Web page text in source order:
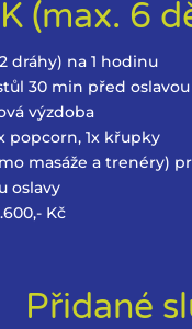
(max. 6
dráhy) na 1 hodinu
30 min před oslavou
výzdoba
popcorn, 1x křupky
masáže a trenéry)
oslavy
Kč
Přidané